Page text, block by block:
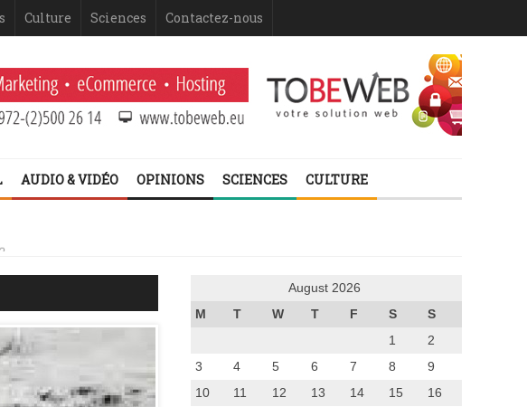
Culture Sciences Contactez-nous
AUDIO & VIDÉO OPINIONS SCIENCES CULTURE
August 2026
M
T W T F S
S
1
2
3
4 5 6 7 8
9
10
11 12 13 14 15
16